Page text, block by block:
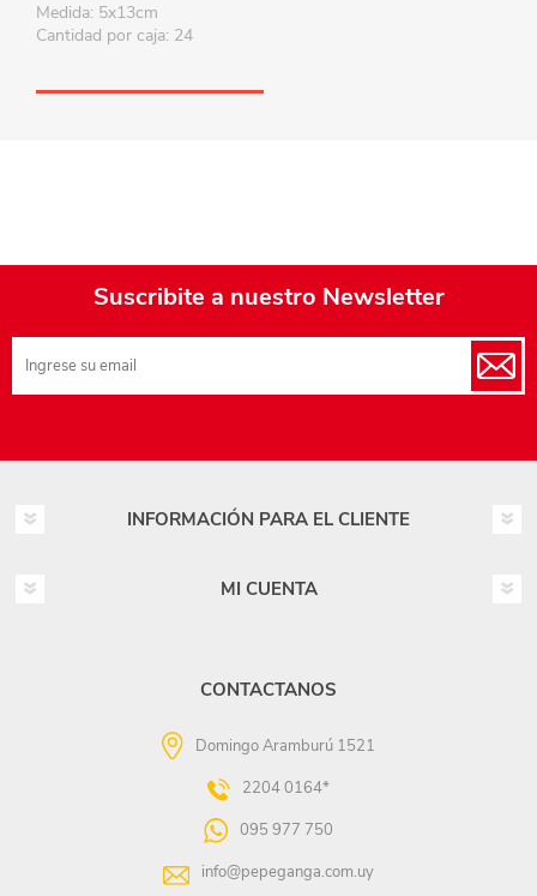
Medida: 5x13cm
Cantidad por caja: 24
Suscribite a nuestro Newsletter
INFORMACIÓN PARA EL CLIENTE
MI CUENTA
CONTACTANOS
Domingo Aramburú 1521
2204 0164*
095 977 750
info@pepeganga.com.uy